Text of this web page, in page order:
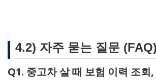
4.2) 자주 묻는 질문 (FAQ)
Q1. 중고차 살 때 보험 이력 조회